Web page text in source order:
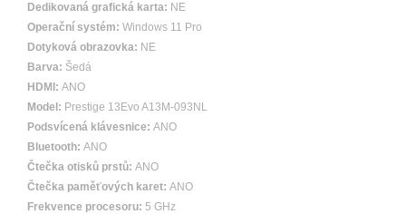
Dedikovaná grafická karta: NE
Operační systém: Windows 11 Pro
Dotyková obrazovka: NE
Barva: Šedá
HDMI: ANO
Model: Prestige 13Evo A13M-093NL
Podsvícená klávesnice: ANO
Bluetooth: ANO
Čtečka otisků prstů: ANO
Čtečka paměťových karet: ANO
Frekvence procesoru: 5 GHz